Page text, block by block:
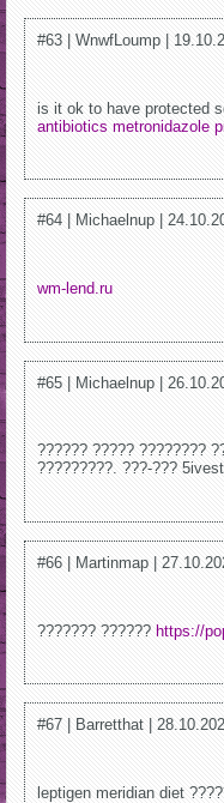
#63 | WnwfLoump |
is it ok to have protected
antibiotics metronidazole
#64 | Michaelnup |
wm-lend.ru
#65 | Michaelnup |
?????? ????? ????????
?????????. ???-???
#66 | Martinmap |
??????? ?????? https://
#67 | Barretthat |
leptigen meridian diet